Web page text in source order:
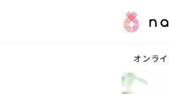
オンラ